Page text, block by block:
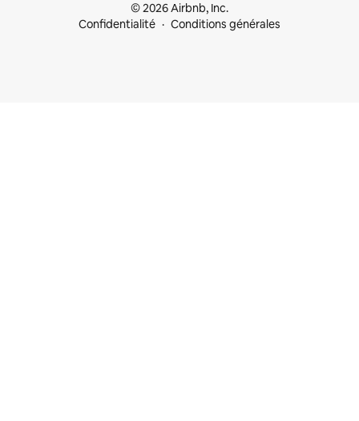
© 2026 Airbnb, Inc.
Confidentialité
Conditions générales